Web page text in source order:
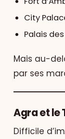
City
Palais
Mais au-
par ses
Agra et le
Difficile